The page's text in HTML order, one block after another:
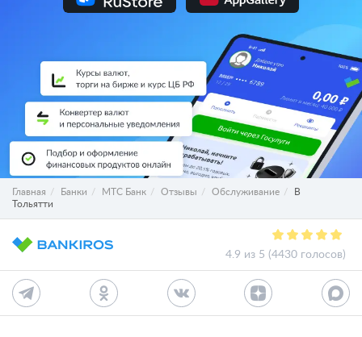
Главная Банки МТС Банк Отзывы Обслуживание
В
Тольятти
4.9 из 5 (4430 голосов)